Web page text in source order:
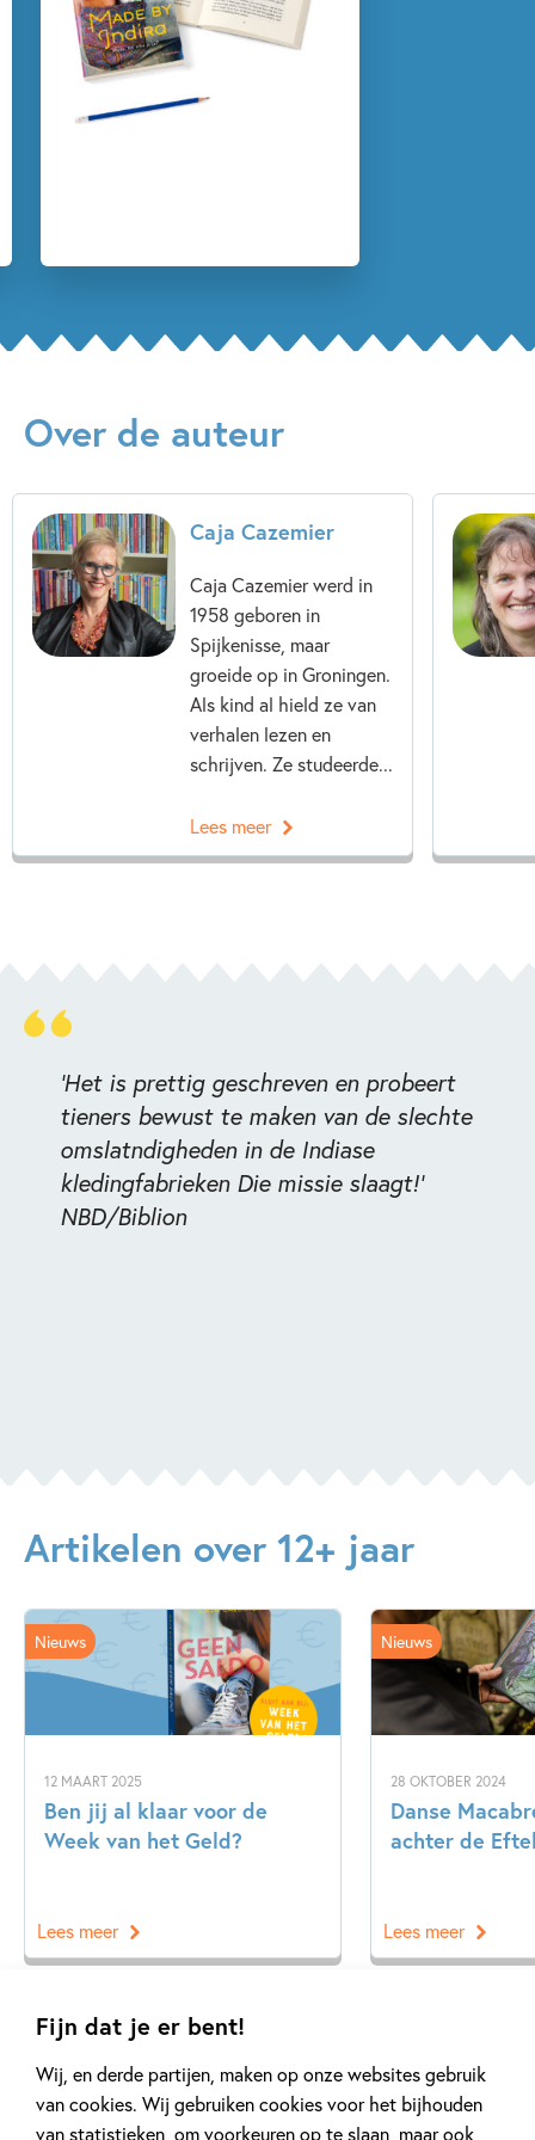
Fijn dat je er bent!
Wij, en derde partijen, maken op onze websites gebruik
van cookies. Wij gebruiken cookies voor het bijhouden
van statistieken, om voorkeuren op te slaan, maar ook
Martine Letterie
Over de auteur
Caja Cazemier
Caja Cazemier werd in
1958 geboren in
Spijkenisse, maar
groeide op in Groningen.
Als kind al hield ze van
verhalen lezen en
schrijven. Ze studeerde...
Lees meer
'Het is prettig geschreven en probeert
tieners bewust te maken van de slechte
omslatndigheden in de Indiase
kledingfabrieken Die missie slaagt!'
NBD/Biblion
Artikelen over 12+ jaar
12 MAART 2025
Ben jij al klaar voor de
Week van het Geld?
Nieuws
Lees meer
28 OKTOBER 2024
Danse
achter de
Nieuws
Lees meer